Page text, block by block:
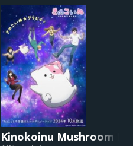
Kinokoinu Mushroom